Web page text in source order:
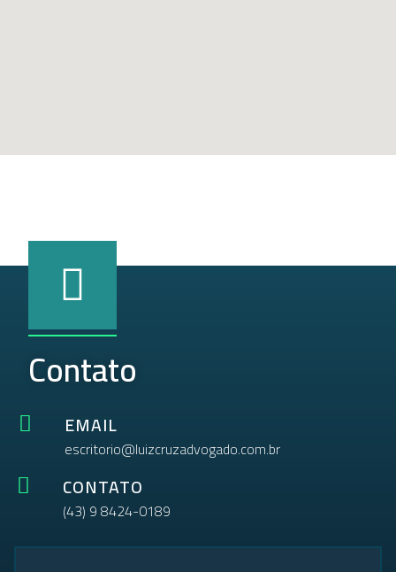
Contato
EMAIL
escritorio@luizcruzadvogado.com.br
CONTATO
(43) 9 8424-0189